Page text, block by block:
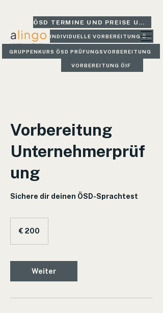
ÖSD TERMINE UND PREISE UND GLEICH BUCHEN
INDIVIDUELLE VORBEREITUNG ÖSD
GRUPPENKURS ÖSD PRÜFUNGSVORBEREITUNG
VORBEREITUNG ÖIF
Vorbereitung
Unternehmerprüf
ung
Sichere dir deinen ÖSD-Sprachtest
€ 200
Weiter